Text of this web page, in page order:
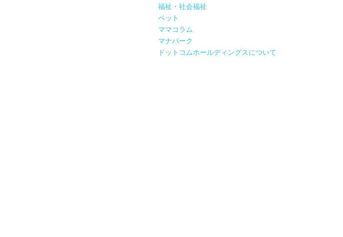
福祉・社会福祉
ペット
ママコラム
マナパーク
ドットコムホールディングスについて